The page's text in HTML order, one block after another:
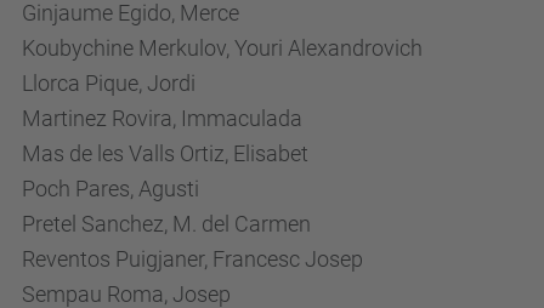
Ginjaume Egido, Merce
Koubychine Merkulov, Youri Alexandrovich
Llorca Pique, Jordi
Martinez Rovira, Immaculada
Mas de les Valls Ortiz, Elisabet
Poch Pares, Agusti
Pretel Sanchez, M. del Carmen
Reventos Puigjaner, Francesc Josep
Sempau Roma, Josep